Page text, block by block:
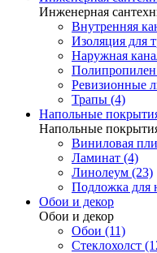
Инженерная
Внутренняя
Изоляция для
Наружная
Ревизионные
Трапы (4)
Напольные
Напольные
Виниловая
Ламинат (4)
Линолеум (23)
Подложка для
Обои и декор
Обои и декор
Обои (11)
Стеклохолст